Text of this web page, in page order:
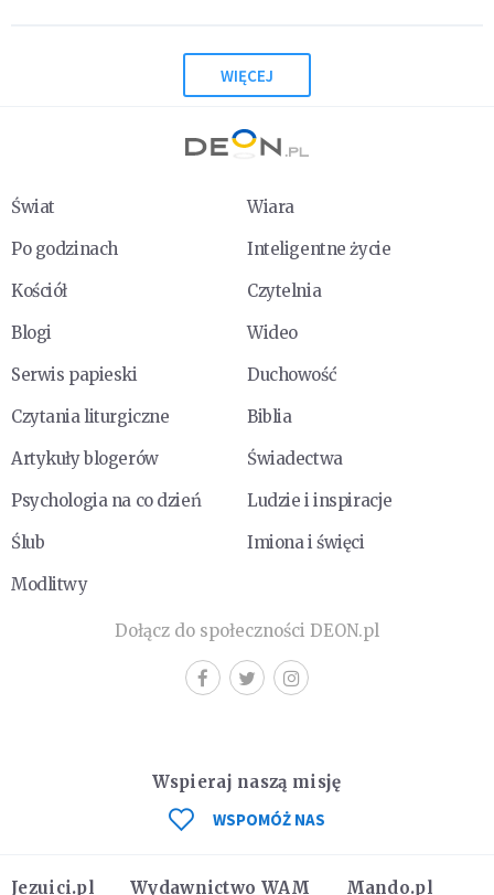
WIĘCEJ
Świat
Wiara
Po godzinach
Inteligentne życie
Kościół
Czytelnia
Blogi
Wideo
Serwis papieski
Duchowość
Czytania liturgiczne
Biblia
Artykuły blogerów
Świadectwa
Psychologia na co dzień
Ludzie i inspiracje
Ślub
Imiona i święci
Modlitwy
Dołącz do społeczności DEON.pl
Jezuici.pl Wydawnictwo WAM Mando.pl
Wspieraj naszą misję
WSPOMÓŻ NAS